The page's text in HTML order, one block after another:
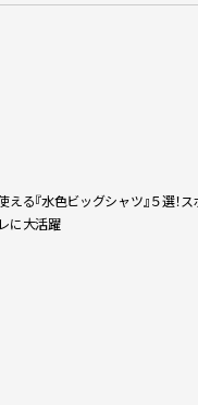
える『水色ビッグシャツ』５選！
に大活躍